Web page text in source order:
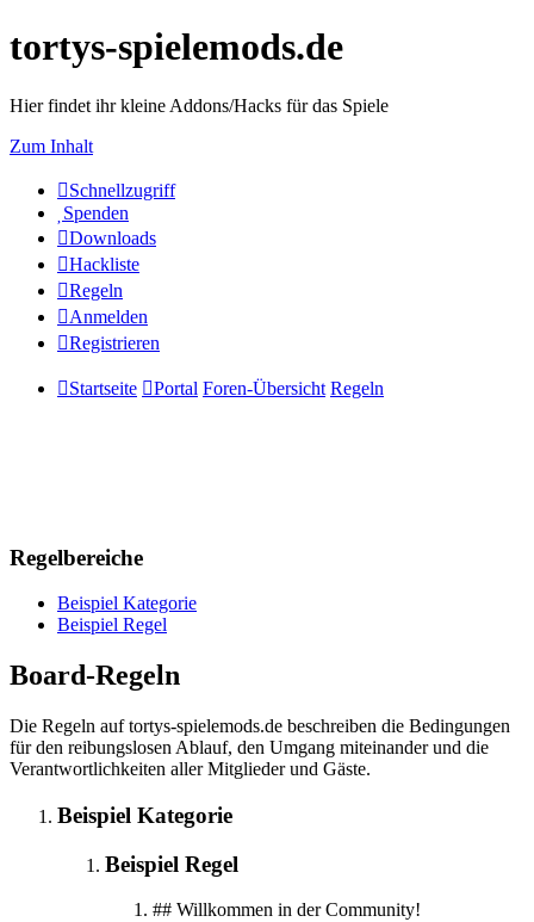
tortys-spielemods.de
Hier findet ihr kleine Addons/Hacks für das Spiele
Zum Inhalt
Schnellzugriff
Spenden
Downloads
Hackliste
Regeln
Anmelden
Registrieren
Startseite Portal Foren-Übersicht Regeln
Regelbereiche
Beispiel Kategorie
Beispiel Regel
Board-Regeln
Die Regeln auf tortys-spielemods.de beschreiben die Bedingungen
für den reibungslosen Ablauf, den Umgang miteinander und die
Verantwortlichkeiten aller Mitglieder und Gäste.
Beispiel Kategorie
Beispiel Regel
## Willkommen in der Community!